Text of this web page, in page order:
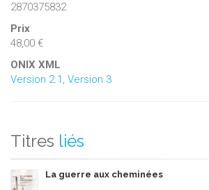
2870375832
Prix
48,00 €
ONIX XML
Version 2.1 Version 3
Titres liés
La guerre aux cheminées